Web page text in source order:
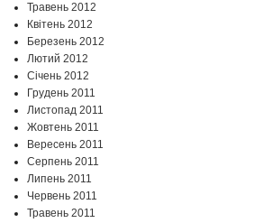
Травень 2012
Квітень 2012
Березень 2012
Лютий 2012
Січень 2012
Грудень 2011
Листопад 2011
Жовтень 2011
Вересень 2011
Серпень 2011
Липень 2011
Червень 2011
Травень 2011